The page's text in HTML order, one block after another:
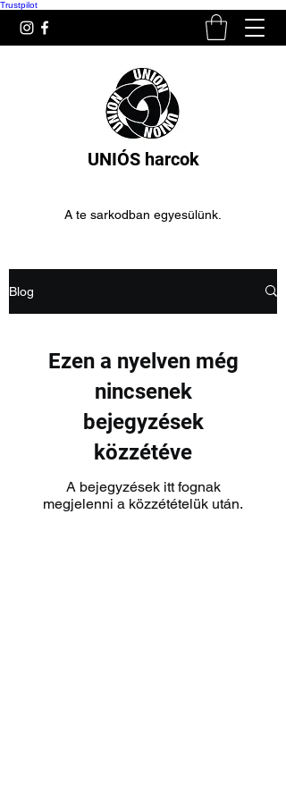
Trustpilot
UNIÓS harcok
A te sarkodban egyesülünk.
Blog
Ezen a nyelven még
nincsenek
bejegyzések
közzétéve
A bejegyzések itt fognak
megjelenni a közzétételük után.